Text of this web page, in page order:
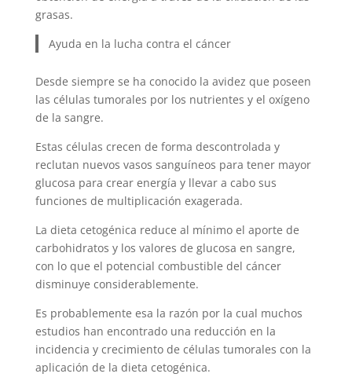
grasas.
Ayuda en la lucha contra el cáncer
Desde siempre se ha conocido la avidez que poseen
las células tumorales por los nutrientes y el oxígeno
de la sangre.
Estas células crecen de forma descontrolada y
reclutan nuevos vasos sanguíneos para tener mayor
glucosa para crear energía y llevar a cabo sus
funciones de multiplicación exagerada.
La dieta cetogénica reduce al mínimo el aporte de
carbohidratos y los valores de glucosa en sangre,
con lo que el potencial combustible del cáncer
disminuye considerablemente.
Es probablemente esa la razón por la cual muchos
estudios han encontrado una reducción en la
incidencia y crecimiento de células tumorales con la
aplicación de la dieta cetogénica.